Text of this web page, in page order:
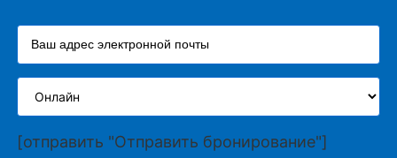
[отправить "Отправить бронирование"]